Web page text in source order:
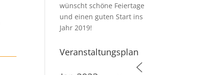
wünscht schöne Feiertage
und einen guten Start ins
Jahr 2019!
Veranstaltungsplan